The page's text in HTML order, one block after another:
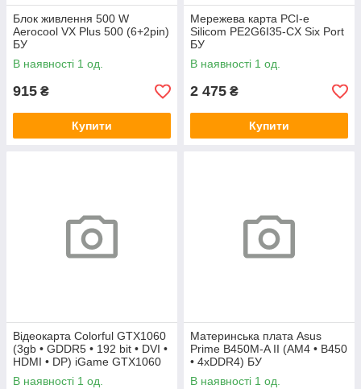
Блок живлення 500 W
Aerocool VX Plus 500 (6+2pin)
БУ
В наявності 1 од.
915 ₴
Купити
Мережева карта PCI-e
Silicom PE2G6I35-CX Six Port
БУ
В наявності 1 од.
2 475 ₴
Купити
Відеокарта Colorful GTX1060
(3gb • GDDR5 • 192 bit • DVI •
HDMI • DP) iGame GTX1060
Vulcan U 3G БУ
В наявності 1 од.
Материнська плата Asus
Prime B450M-A II (AM4 • B450
• 4xDDR4) БУ
В наявності 1 од.